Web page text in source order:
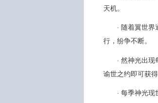
天机。
· 随着翼世
行，纷争不断。
· 然神光出
谕世之约即可获
· 每季神光